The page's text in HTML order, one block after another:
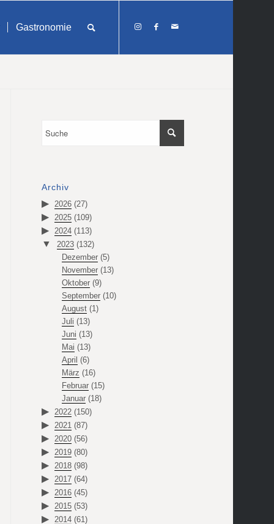
Gastronomie
Archiv
2026 (27)
2025 (109)
2024 (113)
2023 (132)
Dezember(5)
November(13)
Oktober(9)
September(10)
August(1)
Juli (13)
Juni (13)
Mai (13)
April (6)
März (16)
Februar(15)
Januar(18)
2022 (150)
2021 (87)
2020 (56)
2019 (80)
2018 (98)
2017 (64)
2016 (45)
2015 (53)
2014 (61)